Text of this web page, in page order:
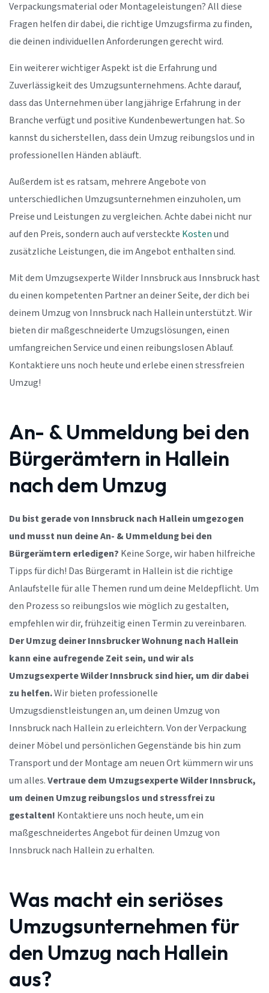
Verpackungsmaterial oder Montageleistungen? All diese
Fragen helfen dir dabei, die richtige Umzugsfirma zu finden,
die deinen individuellen Anforderungen gerecht wird.
Ein weiterer wichtiger Aspekt ist die Erfahrung und
Zuverlässigkeit des Umzugsunternehmens. Achte darauf,
dass das Unternehmen über langjährige Erfahrung in der
Branche verfügt und positive Kundenbewertungen hat. So
kannst du sicherstellen, dass dein Umzug reibungslos und in
professionellen Händen abläuft.
Außerdem ist es ratsam, mehrere Angebote von
unterschiedlichen Umzugsunternehmen einzuholen, um
Preise und Leistungen zu vergleichen. Achte dabei nicht nur
auf den Preis, sondern auch auf versteckte Kostenund
zusätzliche Leistungen, die im Angebot enthalten sind.
Mit dem Umzugsexperte Wilder Innsbruck aus Innsbruck hast
du einen kompetenten Partner an deiner Seite, der dich bei
deinem Umzug von Innsbruck nach Hallein unterstützt. Wir
bieten dir maßgeschneiderte Umzugslösungen, einen
umfangreichen Service und einen reibungslosen Ablauf.
Kontaktiere uns noch heute und erlebe einen stressfreien
Umzug!
An- & Ummeldung bei den
Bürgerämtern in Hallein
nach dem Umzug
Du bist gerade von Innsbruck nach Hallein umgezogen
und musst nun deine An- & Ummeldung bei den
Bürgerämtern erledigen? Keine Sorge, wir haben hilfreiche
Tipps für dich! Das Bürgeramt in Hallein ist die richtige
Anlaufstelle für alle Themen rund um deine Meldepflicht. Um
den Prozess so reibungslos wie möglich zu gestalten,
empfehlen wir dir, frühzeitig einen Termin zu vereinbaren.
Der Umzug deiner Innsbrucker Wohnung nach Hallein
kann eine aufregende Zeit sein, und wir als
Umzugsexperte Wilder Innsbruck sind hier, um dir dabei
zu helfen.Wir bieten professionelle
Umzugsdienstleistungen an, um deinen Umzug von
Innsbruck nach Hallein zu erleichtern. Von der Verpackung
deiner Möbel und persönlichen Gegenstände bis hin zum
Transport und der Montage am neuen Ort kümmern wir uns
um alles.Vertraue dem Umzugsexperte Wilder Innsbruck,
um deinen Umzug reibungslos und stressfrei zu
gestalten! Kontaktiere uns noch heute, um ein
maßgeschneidertes Angebot für deinen Umzug von
Innsbruck nach Hallein zu erhalten.
Was macht ein seriöses
Umzugsunternehmen für
den Umzug nach Hallein
aus?